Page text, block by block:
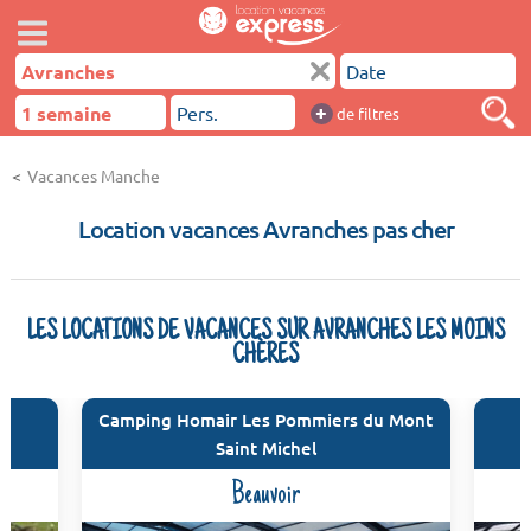
+ de filtres
Vacances Manche
Location vacances Avranches pas cher
LES LOCATIONS DE VACANCES SUR AVRANCHES LES MOINS
CHÈRES
Camping Homair Les Pommiers du Mont
Saint Michel
Beauvoir